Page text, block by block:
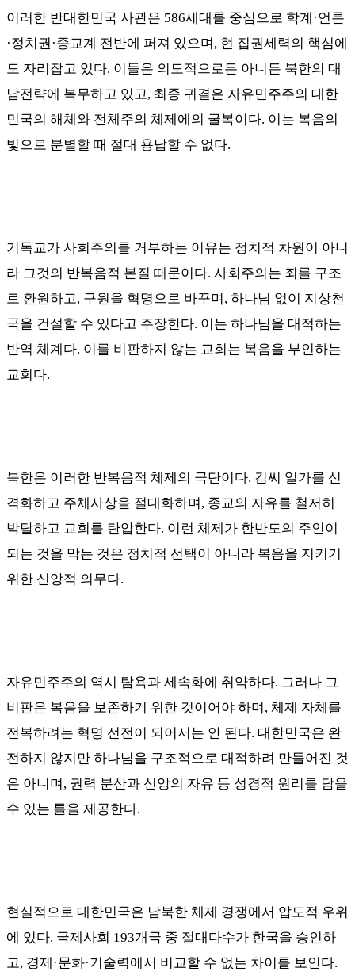
이러한 반대한민국 사관은 586세대를 중심으로 학계 ·언론
·정치권 ·종교계 전반에 퍼져 있으며 , 현 집권세력의 핵심에
도 자리잡고 있다. 이들은 의도적으로든 아니든 북한의 대
남전략에 복무하고 있고, 최종 귀결은 자유민주주의 대한
민국의 해체와 전체주의 체제에의 굴복이다. 이는 복음의
빛으로 분별할 때 절대 용납할 수 없다.
기독교가 사회주의를 거부하는 이유는 정치적 차원이 아니
라 그것의 반복음적 본질 때문이다. 사회주의는 죄를 구조
로 환원하고, 구원을 혁명으로 바꾸며 , 하나님 없이 지상천
국을 건설할 수 있다고 주장한다. 이는 하나님을 대적하는
반역 체계다. 이를 비판하지 않는 교회는 복음을 부인하는
교회다.
북한은 이러한 반복음적 체제의 극단이다. 김씨 일가를 신
격화하고 주체사상을 절대화하며 , 종교의 자유를 철저히
박탈하고 교회를 탄압한다. 이런 체제가 한반도의 주인이
되는 것을 막는 것은 정치적 선택이 아니라 복음을 지키기
위한 신앙적 의무다.
자유민주주의 역시 탐욕과 세속화에 취약하다. 그러나 그
비판은 복음을 보존하기 위한 것이어야 하며 , 체제 자체를
전복하려는 혁명 선전이 되어서는 안 된다. 대한민국은 완
전하지 않지만 하나님을 구조적으로 대적하려 만들어진 것
은 아니며 , 권력 분산과 신앙의 자유 등 성경적 원리를 담을
수 있는 틀을 제공한다.
현실적으로 대한민국은 남북한 체제 경쟁에서 압도적 우위
에 있다. 국제사회 193개국 중 절대다수가 한국을 승인하
고, 경제 ·문화·기술력에서 비교할 수 없는 차이를 보인다.